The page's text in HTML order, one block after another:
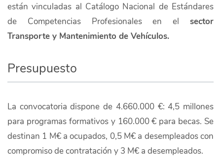
están vinculadas al Catálogo Nacional de Estándares
de Competencias Profesionales en el sector
Transporte y Mantenimiento de Vehículos.
Presupuesto
La convocatoria dispone de 4.660.000 €: 4,5 millones
para programas formativos y 160.000 € para becas. Se
destinan 1 M€ a ocupados, 0,5 M€ a desempleados con
compromiso de contratación y 3 M€ a desempleados.